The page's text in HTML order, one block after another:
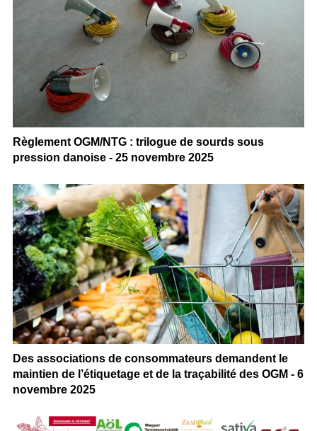
Règlement OGM/NTG : trilogue de sourds sous
pression danoise - 25 novembre 2025
Des associations de consommateurs demandent le
maintien de l’étiquetage et de la traçabilité des OGM - 6
novembre 2025